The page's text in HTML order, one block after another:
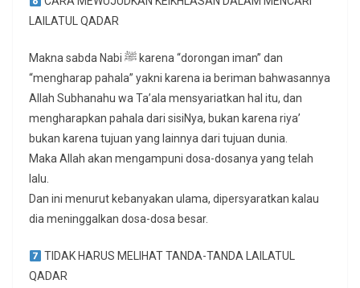
LAILATUL QADAR
Makna sabda Nabi ﷺ karena “dorongan iman” dan
“mengharap pahala” yakni karena ia beriman bahwasannya
Allah Subhanahu wa Ta’ala mensyariatkan hal itu, dan
mengharapkan pahala dari sisiNya, bukan karena riya’
bukan karena tujuan yang lainnya dari tujuan dunia.
Maka Allah akan mengampuni dosa-dosanya yang telah
lalu.
Dan ini menurut kebanyakan ulama, dipersyaratkan kalau
dia meninggalkan dosa-dosa besar.
TIDAK HARUS MELIHAT TANDA-TANDA LAILATUL
QADAR